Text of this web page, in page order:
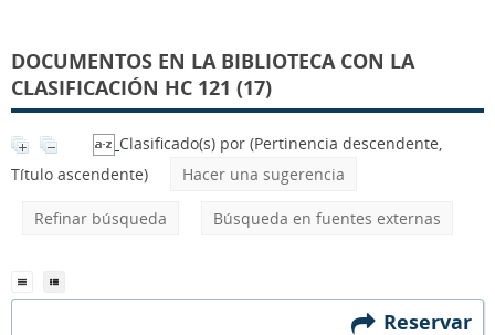
DOCUMENTOS EN LA BIBLIOTECA CON LA
CLASIFICACIÓN HC 121 (17)
Clasificado(s) por (Pertinencia descendente,
Título ascendente)
Hacer una sugerencia
Refinar búsqueda Búsqueda en fuentes externas
Reservar